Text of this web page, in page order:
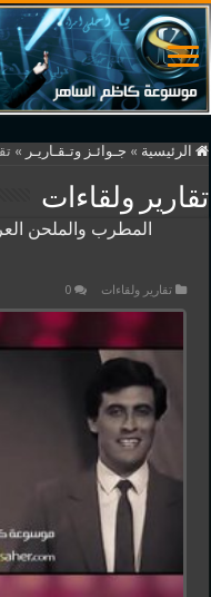
الرئيسية » جـوائـز وتـقـاريـر »
تقارير ولقاءات
المطرب والملحن
تقارير ولقاءات 0